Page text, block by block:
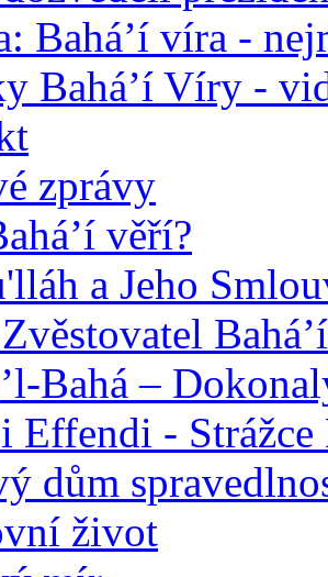
Bahá’í víra -
Bahá’í Víry -
zprávy
věří?
a Jeho
Bahá –
Effendi -
dům
život